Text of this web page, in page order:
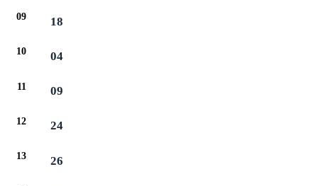
09 18
10 04
11 09
12 24
13 26